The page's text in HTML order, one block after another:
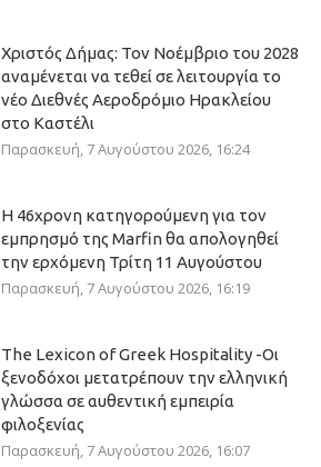
Χριστός Δήμας: Τον Νοέμβριο του 2028
αναμένεται να τεθεί σε λειτουργία το
νέο Διεθνές Αεροδρόμιο Ηρακλείου
στο Καστέλι
Παρασκευή, 7 Αυγούστου 2026, 16:24
Η 46χρονη κατηγορούμενη για τον
εμπρησμό της Marfin θα απολογηθεί
την ερχόμενη Τρίτη 11 Αυγούστου
Παρασκευή, 7 Αυγούστου 2026, 16:19
The Lexicon of Greek Hospitality -Οι
ξενοδόχοι μετατρέπουν την ελληνική
γλώσσα σε αυθεντική εμπειρία
φιλοξενίας
Παρασκευή, 7 Αυγούστου 2026, 16:07